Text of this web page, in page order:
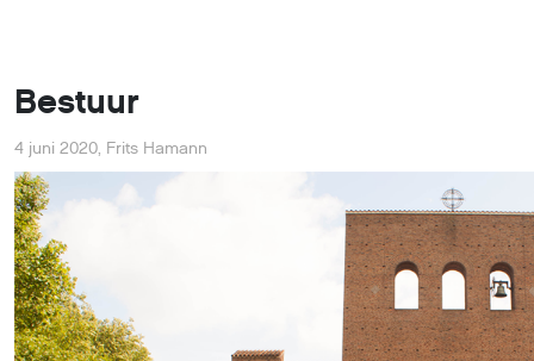
Bestuur
4 juni 2020, Frits Hamann